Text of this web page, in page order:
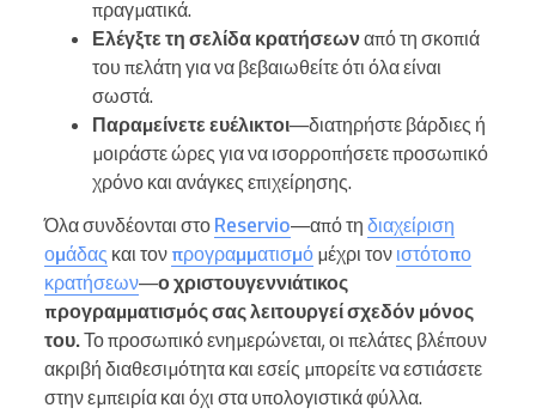
πραγματικά.
Ελέγξτε τη σελίδα κρατήσεωναπό τη σκοπιά
του πελάτη για να βεβαιωθείτε ότι όλα είναι
σωστά.
Παραμείνετε ευέλικτοι—διατηρήστε βάρδιες ή
μοιράστε ώρες για να ισορροπήσετε προσωπικό
χρόνο και ανάγκες επιχείρησης.
Όλα συνδέονται στο Reservio—από τη διαχείριση
ομάδας και τον προγραμματισμό μέχρι τον ιστότοπο
κρατήσεων—ο χριστουγεννιάτικος
προγραμματισμός σας λειτουργεί σχεδόν μόνος
του.Το προσωπικό ενημερώνεται, οι πελάτες βλέπουν
ακριβή διαθεσιμότητα και εσείς μπορείτε να εστιάσετε
στην εμπειρία και όχι στα υπολογιστικά φύλλα.